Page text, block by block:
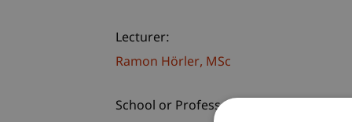
Lecturer:
Ramon Hörler MSc
School or Professorship: